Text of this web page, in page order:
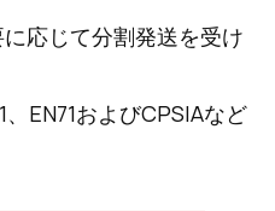
応じて分割発送を受け
EN71およびCPSIAなど